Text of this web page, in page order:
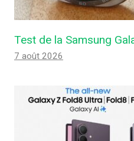
Test de la Samsung
7 août 2026